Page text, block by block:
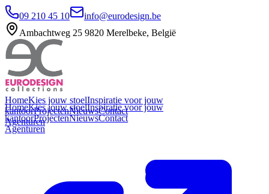
09 210 45 10
info@eurodesign.be
Ambachtweg 25 9820 Merelbeke, België
HomeKies jouw stoelInspiratie voor jouw
kantoorProjectenNieuwsContact
Agenturen
HomeKies jouw stoelInspiratie voor jouw
kantoorProjectenNieuwsContact
Agenturen